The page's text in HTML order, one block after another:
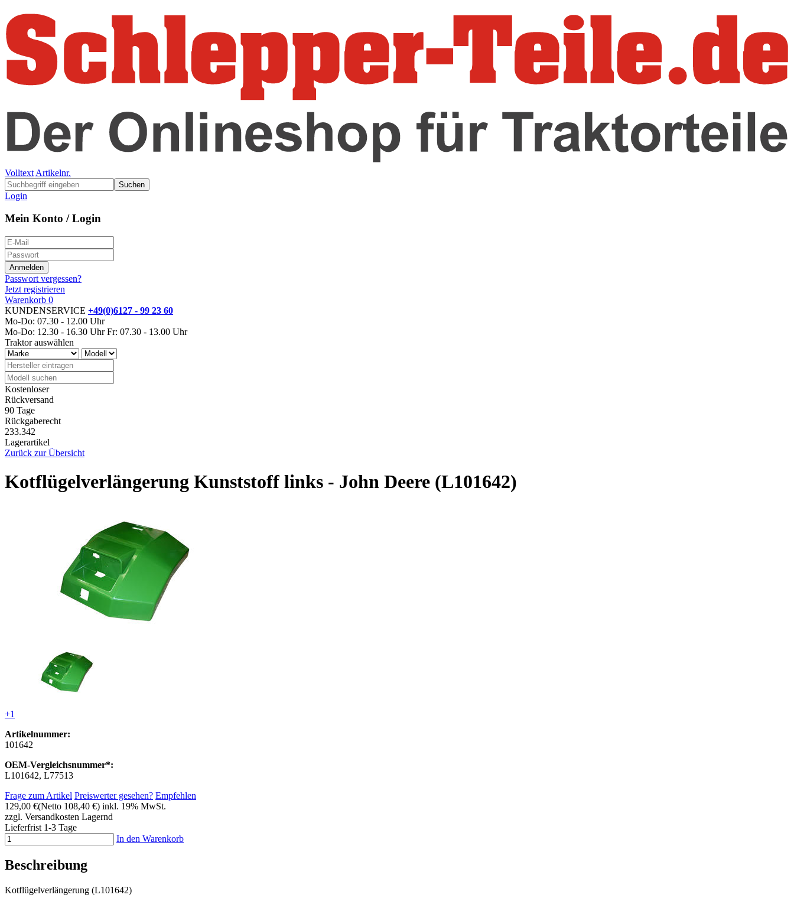
Volltext Artikelnr.
Suchen
Login
Mein Konto / Login
Passwort vergessen?
Jetzt registrieren
Warenkorb 0
KUNDENSERVICE +49(0)6127 - 99 23 60
Mo-Do: 07.30 - 12.00 Uhr
Mo-Do: 12.30 - 16.30 Uhr Fr: 07.30 - 13.00 Uhr
Traktor auswählen
Kostenloser
Rückversand
90 Tage
Rückgaberecht
233.342
Lagerartikel
Zurück zur Übersicht
Kotflügelverlängerung Kunststoff links - John Deere (L101642)
+1
Artikelnummer:
101642
OEM-Vergleichsnummer*:
L101642, L77513
Frage zum Artikel Preiswerter gesehen? Empfehlen
129,00 €(Netto 108,40 €) inkl. 19% MwSt.
zzgl. Versandkosten Lagernd
Lieferfrist 1-3 Tage
In den Warenkorb
Beschreibung
Kotflügelverlängerung (L101642)